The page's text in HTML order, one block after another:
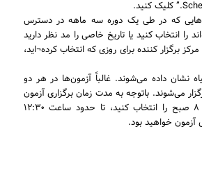
که در طی یک دوره سه ماهه در دسترس
را انتخاب کنید یا تاریخ خاصی را مد نظر دارید
مرکز برگزار کننده برای روزی که انتخاب کرده¬اید،
نشان داده می‌شوند. غالباً آزمون‌ها در هر دو
می‌شوند. باتوجه به مدت زمان برگزاری آزمون
GRE اگر آزمون ساعت ۸ صبح را انتخاب کنید، تا حدود ساعت ۱۲:۳۰
آزمون خواهید بود.